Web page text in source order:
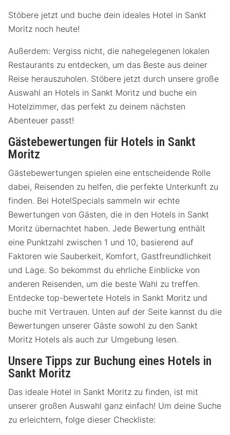
Stöbere jetzt und buche dein ideales Hotel in Sankt
Moritz noch heute!
Außerdem: Vergiss nicht, die nahegelegenen lokalen
Restaurants zu entdecken, um das Beste aus deiner
Reise herauszuholen. Stöbere jetzt durch unsere große
Auswahl an Hotels in Sankt Moritz und buche ein
Hotelzimmer, das perfekt zu deinem nächsten
Abenteuer passt!
Gästebewertungen für Hotels in Sankt
Moritz
Gästebewertungen spielen eine entscheidende Rolle
dabei, Reisenden zu helfen, die perfekte Unterkunft zu
finden. Bei HotelSpecials sammeln wir echte
Bewertungen von Gästen, die in den Hotels in Sankt
Moritz übernachtet haben. Jede Bewertung enthält
eine Punktzahl zwischen 1 und 10, basierend auf
Faktoren wie Sauberkeit, Komfort, Gastfreundlichkeit
und Lage. So bekommst du ehrliche Einblicke von
anderen Reisenden, um die beste Wahl zu treffen.
Entdecke top-bewertete Hotels in Sankt Moritz und
buche mit Vertrauen. Unten auf der Seite kannst du die
Bewertungen unserer Gäste sowohl zu den Sankt
Moritz Hotels als auch zur Umgebung lesen.
Unsere Tipps zur Buchung eines Hotels in
Sankt Moritz
Das ideale Hotel in Sankt Moritz zu finden, ist mit
unserer großen Auswahl ganz einfach! Um deine Suche
zu erleichtern, folge dieser Checkliste: